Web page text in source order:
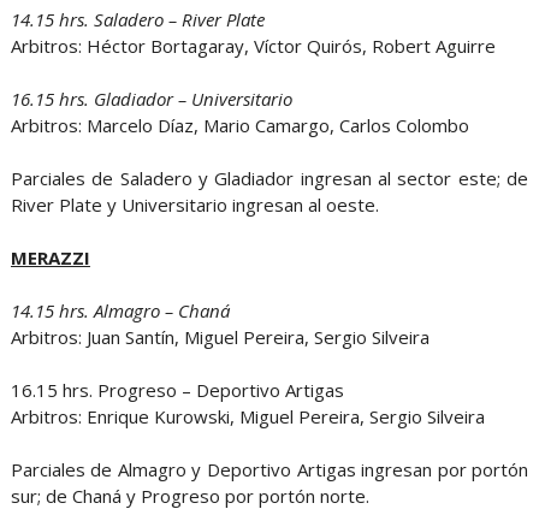
14.15 hrs. Saladero – River Plate
Arbitros: Héctor Bortagaray, Víctor Quirós, Robert Aguirre
16.15 hrs. Gladiador – Universitario
Arbitros: Marcelo Díaz, Mario Camargo, Carlos Colombo
Parciales de Saladero y Gladiador ingresan al sector este; de
River Plate y Universitario ingresan al oeste.
MERAZZI
14.15 hrs. Almagro – Chaná
Arbitros: Juan Santín, Miguel Pereira, Sergio Silveira
16.15 hrs. Progreso – Deportivo Artigas
Arbitros: Enrique Kurowski, Miguel Pereira, Sergio Silveira
Parciales de Almagro y Deportivo Artigas ingresan por portón
sur; de Chaná y Progreso por portón norte.